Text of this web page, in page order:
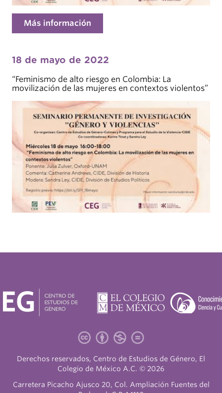
Más información
18 de mayo de 2022
“Feminismo de alto riesgo en Colombia: La
movilización de las mujeres en contextos violentos”
Derechos reservados, Centro de Estudios de Género, El
Colegio de México A.C. © 2026
Carretera Picacho Ajusco 20, Col. Ampliación Fuentes del